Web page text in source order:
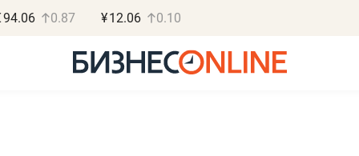
94.06 0.87 ¥12.06 0.10